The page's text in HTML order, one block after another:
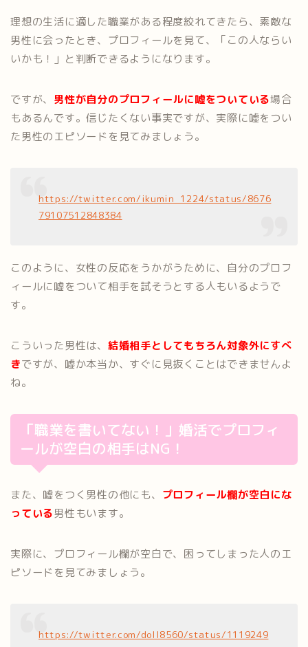
理想の生活に適した職業がある程度絞れてきたら、素敵な
男性に会ったとき、プロフィールを見て、「この人ならい
いかも！」と判断できるようになります。
ですが、 男性が自分のプロフィールに嘘をついている場合
もあるんです。信じたくない事実ですが、実際に嘘をつい
た男性のエピソードを見てみましょう。
https://twitter.com/ikumin_1224/status/8676
79107512848384
このように、女性の反応をうかがうために、自分のプロフ
ィールに嘘をついて相手を試そうとする人もいるようで
す。
こういった男性は、 結婚相手としてもちろん対象外にすべ
きですが、嘘か本当か、すぐに見抜くことはできませんよ
ね。
「職業を書いてない！」婚活でプロフィ
ールが空白の相手はNG！
また、嘘をつく男性の他にも、 プロフィール欄が空白にな
っている男性もいます。
実際に、プロフィール欄が空白で、困ってしまった人のエ
ピソードを見てみましょう。
https://twitter.com/doll8560/status/1119249